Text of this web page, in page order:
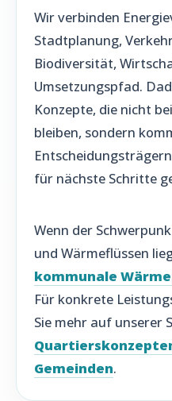
Wir verbinden
Stadtplanung,
Biodiversität,
Umsetzungspfad.
Konzepte, die nicht
bleiben, sondern
für nächste Schritte
Wenn der
und Wärmeflüssen
kommunale
Für konkrete
Sie mehr auf unserer
Gemeinden.